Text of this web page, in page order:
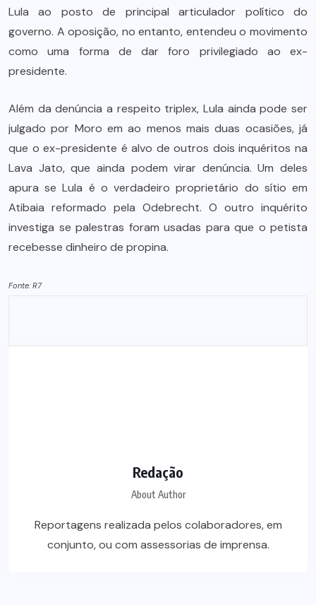
Lula ao posto de principal articulador político do
governo. A oposição, no entanto, entendeu o movimento
como uma forma de dar foro privilegiado ao ex-
presidente.
Além da denúncia a respeito triplex, Lula ainda pode ser
julgado por Moro em ao menos mais duas ocasiões, já
que o ex-presidente é alvo de outros dois inquéritos na
Lava Jato, que ainda podem virar denúncia. Um deles
apura se Lula é o verdadeiro proprietário do sítio em
Atibaia reformado pela Odebrecht. O outro inquérito
investiga se palestras foram usadas para que o petista
recebesse dinheiro de propina.
Fonte: R7
Redação
About Author
Reportagens realizada pelos colaboradores, em
conjunto, ou com assessorias de imprensa.